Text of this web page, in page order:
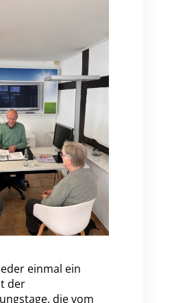
einmal ein
der
die vom